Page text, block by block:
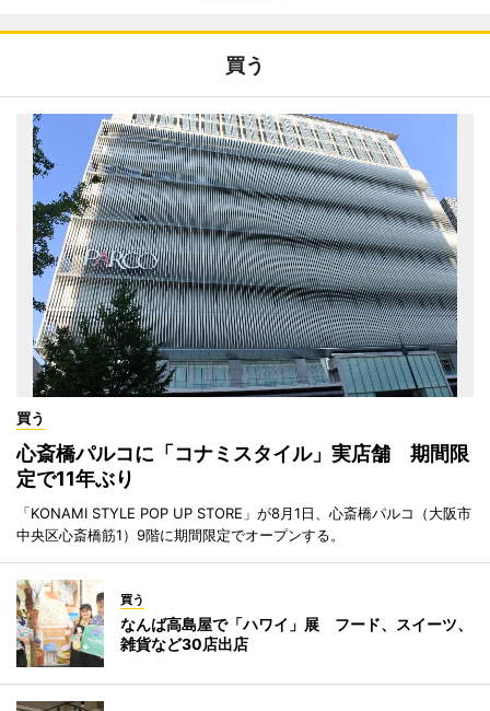
買う
買う
心斎橋パルコに「コナミスタイル」実店舗 期間限
定で11年ぶり
「KONAMI STYLE POP UP STORE」が8月1日、心斎橋パルコ（大阪市
中央区心斎橋筋1）9階に期間限定でオープンする。
買う
なんば高島屋で「ハワイ」展 フード、スイーツ、
雑貨など30店出店